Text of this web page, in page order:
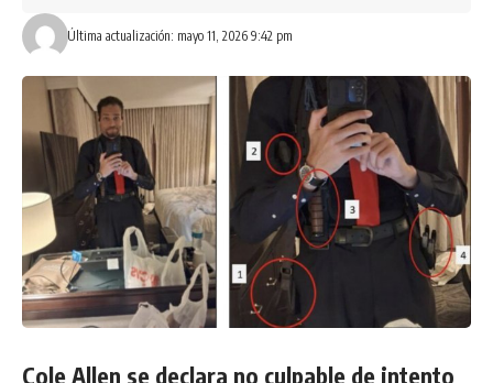
Última actualización: mayo 11, 2026 9:42 pm
Cole Allen se declara no culpable de intento